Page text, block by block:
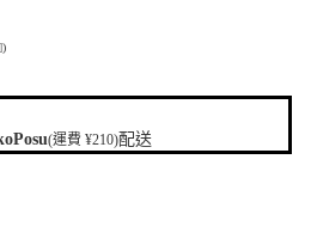
)
(運費 ¥210)配送